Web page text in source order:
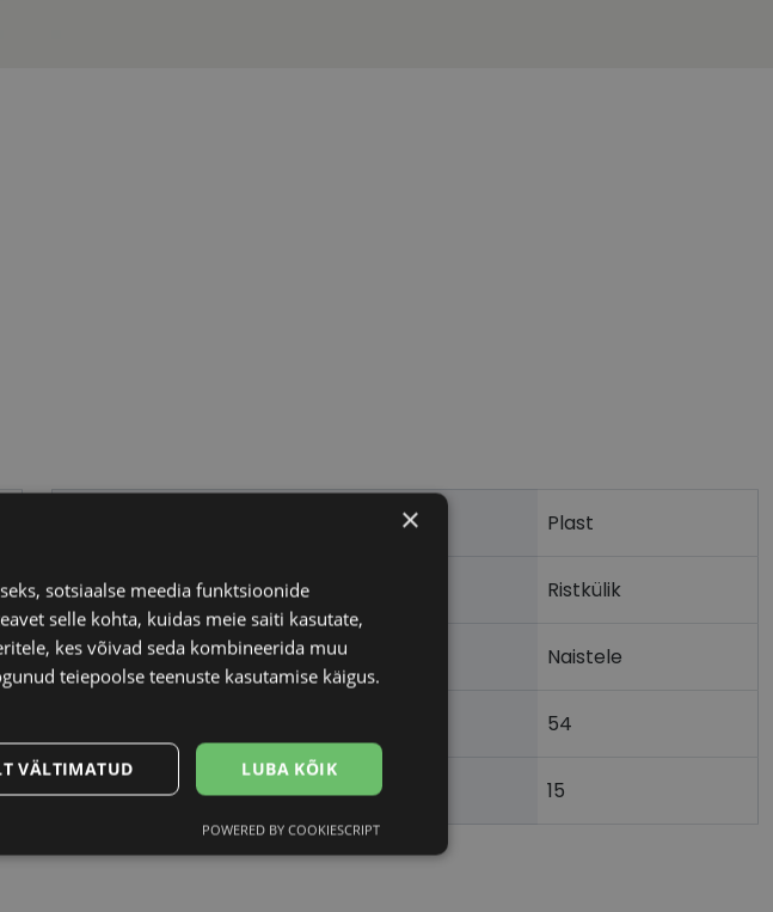
Plast
Raami kuju Ristkülik
Kliendirühm Naistele
54
Ninavahe laius (mm) 15
×
sotsiaalse meedia funktsioonide
selle kohta, kuidas meie saiti kasutate,
kes võivad seda kombineerida muu
teiepoolse teenuste kasutamise käigus.
LUBA KÕIK
VÄLTIMATUD
Eelistused
POWERED BY COOKIESCRIPT